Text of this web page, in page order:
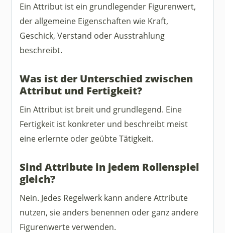
Ein Attribut ist ein grundlegender Figurenwert,
der allgemeine Eigenschaften wie Kraft,
Geschick, Verstand oder Ausstrahlung
beschreibt.
Was ist der Unterschied zwischen
Attribut und Fertigkeit?
Ein Attribut ist breit und grundlegend. Eine
Fertigkeit ist konkreter und beschreibt meist
eine erlernte oder geübte Tätigkeit.
Sind Attribute in jedem Rollenspiel
gleich?
Nein. Jedes Regelwerk kann andere Attribute
nutzen, sie anders benennen oder ganz andere
Figurenwerte verwenden.